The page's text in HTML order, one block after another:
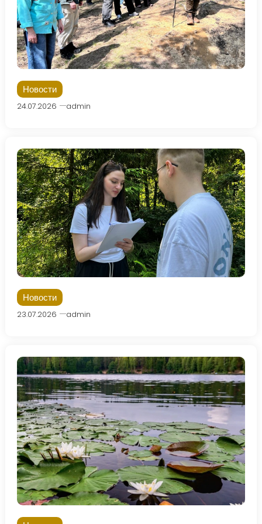
Новости
24.07.2026 admin
Новости
23.07.2026 admin